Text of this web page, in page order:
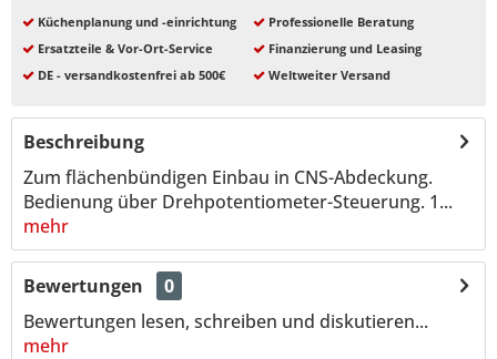
Küchenplanung und -einrichtung
Professionelle Beratung
Ersatzteile & Vor-Ort-Service
Finanzierung und Leasing
DE - versandkostenfrei ab 500€
Weltweiter Versand
Beschreibung
Zum flächenbündigen Einbau in CNS-Abdeckung.
Bedienung über Drehpotentiometer-Steuerung. 1...
mehr
Bewertungen
0
Bewertungen lesen, schreiben und diskutieren...
mehr